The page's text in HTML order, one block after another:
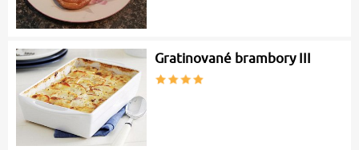
Gratinované brambory III